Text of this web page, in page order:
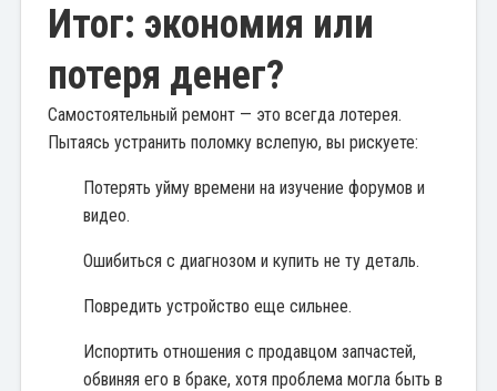
Итог: экономия или
потеря денег?
Самостоятельный ремонт — это всегда лотерея.
Пытаясь устранить поломку вслепую, вы рискуете:
Потерять уйму времени на изучение форумов и
видео.
Ошибиться с диагнозом и купить не ту деталь.
Повредить устройство еще сильнее.
Испортить отношения с продавцом запчастей,
обвиняя его в браке, хотя проблема могла быть в